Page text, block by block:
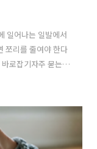
일어나는 일발에서
쪼리를 줄여야 한다
로잡기자주 묻는
하고, 아치와 뒤꿈
름이 되면 신발장 한
고 벗기 편하니까
장 좋아하지 않는